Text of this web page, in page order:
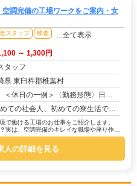
調完備の工場ワークをご案内・女
スタッフ 検査 …全て表示
～ 1,300円
タッフ
県 東臼杵郡椎葉村
＜休日の一例＞〈勤務形態〉日勤〈休日〉土日★ＧＷ・夏季・冬季・年末年始休暇あり★有給休暇あり※配属先により休日・勤...
会人、初めての寮生活でも安心！☆家具付き寮で初期費用0円！テレビ、エアコン、冷蔵庫など生活に必要な家電が...
で働ける工場のお仕事をご紹介します。
実は、空調完備のキレイな職場や座り作業
人の詳細を見る